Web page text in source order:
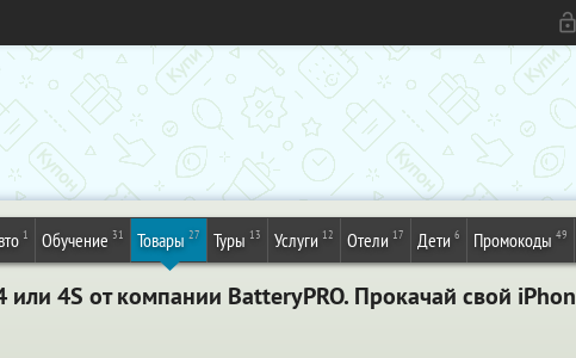
1 Обучение 31 Товары 27 Туры 13 Услуги 12 Отели 17 Дети 6 Промокоды 49
или 4S от компании BatteryPRO. Прокачай свой